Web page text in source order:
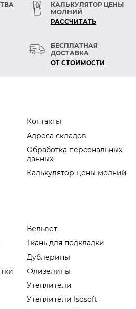
КАЛЬКУЛЯТОР ЦЕНЫ
МОЛНИЙ
РАСCЧИТАТЬ
БЕСПЛАТНАЯ
ДОСТАВКА
ОТ СТОИМОСТИ
Контакты
Адреса складов
Обработка персональных
данных
Калькулятор цены молний
Вельвет
Ткань для подкладки
Дублерины
Флизелины
Утеплители
Утеплители Isosoft